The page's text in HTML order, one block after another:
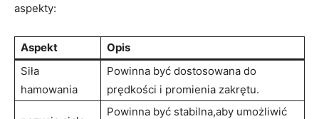
aspekty:
Aspekt
Opis
Siła
hamowania
Powinna być dostosowana do
prędkości i promienia zakrętu.
Powinna być stabilna,aby umożliwić